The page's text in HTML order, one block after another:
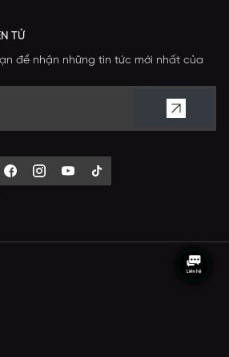
TỬ
để nhận những tin tức mới nhất của